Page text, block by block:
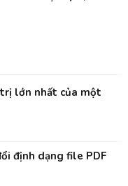
lớn nhất của một
định dạng file PDF